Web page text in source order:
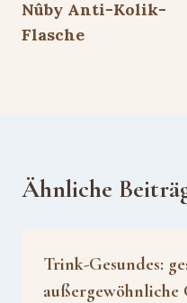
Nûby Anti-Kolik-
Flasche
Ähnliche
Trink-Gesundes:
außergewöhnliche